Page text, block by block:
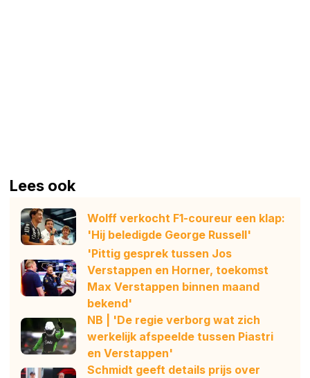
Lees ook
Wolff verkocht F1-coureur een klap:
'Hij beledigde George Russell'
'Pittig gesprek tussen Jos
Verstappen en Horner, toekomst
Max Verstappen binnen maand
bekend'
NB | 'De regie verborg wat zich
werkelijk afspeelde tussen Piastri
en Verstappen'
Schmidt geeft details prijs over